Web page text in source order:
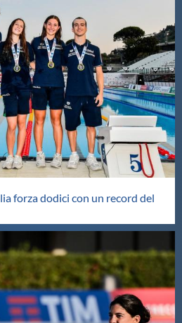
forza dodici con un record del